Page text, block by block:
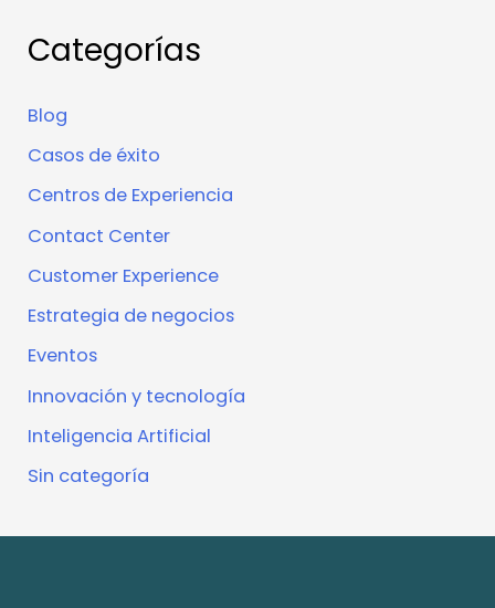
Categorías
Blog
Casos de éxito
Centros de Experiencia
Contact Center
Customer Experience
Estrategia de negocios
Eventos
Innovación y tecnología
Inteligencia Artificial
Sin categoría